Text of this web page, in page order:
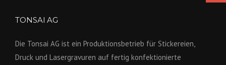
TONSAI AG
Die Tonsai AG ist ein Produktions­betrieb für Stickereien,
Druck und Lasergravuren auf fertig konfek­tionierte